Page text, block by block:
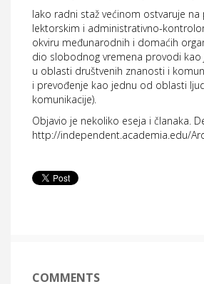
Iako radni staž većinom ostvaruje na
lektorskim i administrativno-
okviru međunarodnih i domaćih
dio slobodnog vremena provodi kao
u oblasti društvenih znanosti i
i prevođenje kao jednu od oblasti
komunikacije).
Objavio je nekoliko eseja i članaka.
http://independent.academia.edu/
COMMENTS